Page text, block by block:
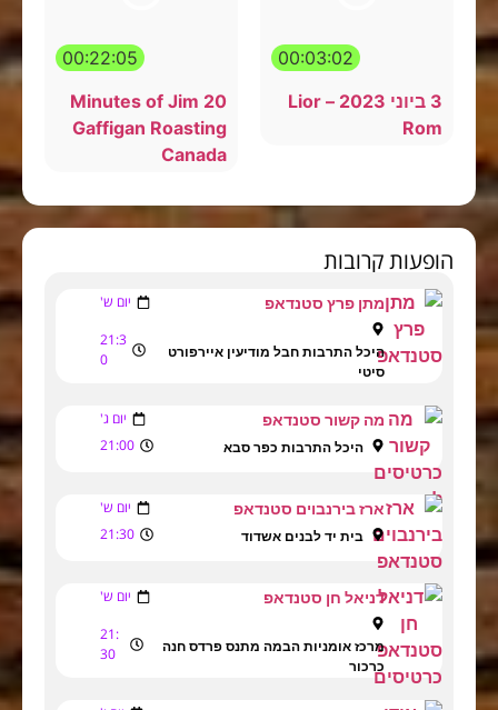
00:03:02
3 ביוני 2023 – Lior
Rom
00:22:05
20 Minutes of Jim
Gaffigan Roasting
Canada
הופעות קרובות
מתן פרץ סטנדאפ יום ש'
היכל התרבות חבל מודיעין איירפורט
סיטי
21:3
0
מה קשור סטנדאפ יום ג'
היכל התרבות כפר סבא 21:00
ארז בירנבוים סטנדאפ יום ש'
בית יד לבנים אשדוד 21:30
דניאל חן סטנדאפ יום ש'
מרכז אומניות הבמה מתנס פרדס חנה
כרכור
21:
30